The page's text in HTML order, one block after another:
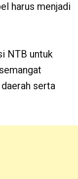
harus menjadi
NTB untuk
serta